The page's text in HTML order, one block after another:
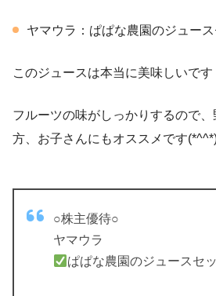
ヤマウラ：ぱぱな農園のジュー
このジュースは本当に美味しいです
フルーツの味がしっかりするので
方、お子さんにもオススメです
○株主優待○
ヤマウラ
ぱぱな農園のジュースセ